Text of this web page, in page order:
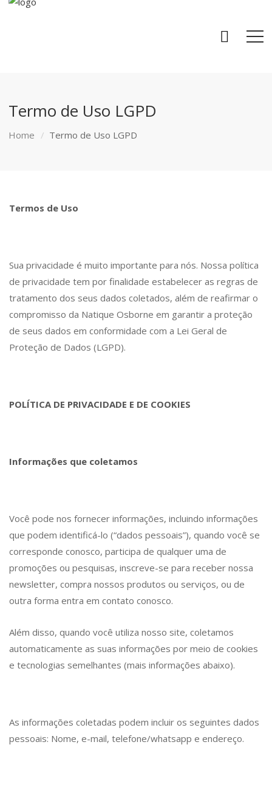
Termo de Uso LGPD
Home Termo de Uso LGPD
Termos de Uso
Sua privacidade é muito importante para nós. Nossa política
de privacidade tem por finalidade estabelecer as regras de
tratamento dos seus dados coletados, além de reafirmar o
compromisso da Natique Osborne em garantir a proteção
de seus dados em conformidade com a Lei Geral de
Proteção de Dados (LGPD).
POLÍTICA DE PRIVACIDADE E DE COOKIES
Informações que coletamos
Você pode nos fornecer informações, incluindo informações
que podem identificá-lo (“dados pessoais”), quando você se
corresponde conosco, participa de qualquer uma de
promoções ou pesquisas, inscreve-se para receber nossa
newsletter, compra nossos produtos ou serviços, ou de
outra forma entra em contato conosco.
Além disso, quando você utiliza nosso site, coletamos
automaticamente as suas informações por meio de cookies
e tecnologias semelhantes (mais informações abaixo).
As informações coletadas podem incluir os seguintes dados
pessoais: Nome, e-mail, telefone/whatsapp e endereço.